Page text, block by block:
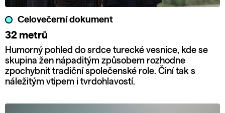
Celovečerní dokument
32 metrů
Humorný pohled do srdce turecké vesnice, kde se
skupina žen nápaditým způsobem rozhodne
zpochybnit tradiční společenské role. Činí tak s
náležitým vtipem i tvrdohlavostí.